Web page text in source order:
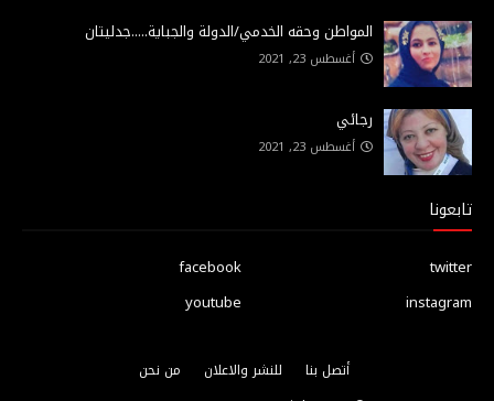
المواطن وحقه الخدمي/الدولة والجباية.....جدليتان
أغسطس 23, 2021
رجائي
أغسطس 23, 2021
تابعونا
facebook
twitter
youtube
instagram
أتصل بنا للنشر والاعلان
من نحن